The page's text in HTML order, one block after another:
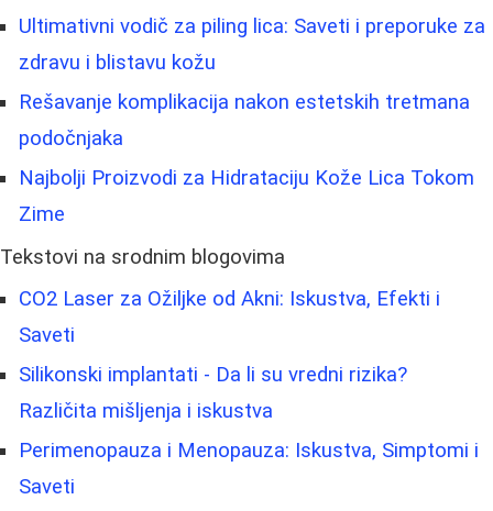
Ultimativni vodič za piling lica: Saveti i preporuke za
zdravu i blistavu kožu
Rešavanje komplikacija nakon estetskih tretmana
podočnjaka
Najbolji Proizvodi za Hidrataciju Kože Lica Tokom
Zime
Tekstovi na srodnim blogovima
CO2 Laser za Ožiljke od Akni: Iskustva, Efekti i
Saveti
Silikonski implantati - Da li su vredni rizika?
Različita mišljenja i iskustva
Perimenopauza i Menopauza: Iskustva, Simptomi i
Saveti